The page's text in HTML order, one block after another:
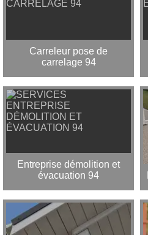
Carreleur pose de
carrelage 94
Entreprise démolition et
évacuation 94